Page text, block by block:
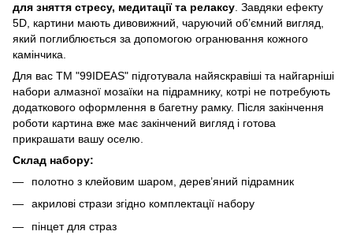
для зняття стресу, медитації та релаксу . Завдяки ефекту
5D, картини мають дивовижний, чаруючий об’ємний вигляд,
який поглиблюється за допомогою огранювання кожного
камінчика.
Для вас ТМ "99IDEAS" підготувала найяскравіші та найгарніші
набори алмазної мозаїки на підрамнику, котрі не потребують
додаткового оформлення в багетну рамку. Після закінчення
роботи картина вже має закінчений вигляд і готова
прикрашати вашу оселю.
Склад набору:
полотно з клейовим шаром, дерев’яний підрамник
акрилові стрази згідно комплектації набору
пінцет для страз